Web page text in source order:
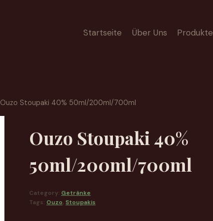
Startseite Über Uns Produkte
Ouzo Stoupaki 40% 50ml/200ml/700ml
Ouzo Stoupaki 40%
50ml/200ml/700ml
Category: Getränke
Tags: Ouzo, Stoupakis